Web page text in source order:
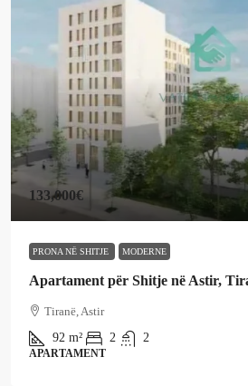
133,000€
PRONA NË SHITJE MODERNE
Apartament për Shitje në Astir,
Tiranë, Astir
92 m² 2 2
APARTAMENT